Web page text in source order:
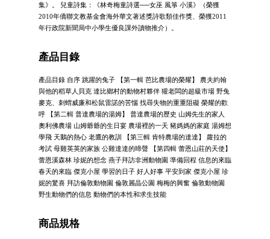
集》。 兒童詩集：《林奇梅童詩選──女巫 風箏 小溪》（榮獲
2010年僑聯文教基金會海外華文著述獎詩歌類佳作獎、榮獲2011
年行政院新聞局中小學生優良課外讀物推介）。
產品目錄
產品目錄 自序 跳躍的兔子 【第一輯 芭比農場的榮耀】 農夫約翰
與他的稻草人貝克 達比鄉村的動物村夥伴 獾老闆的超級市場 野兔
麥克、刺蝟威廉和松鼠雷諾的苦惱 找尋失物的重重阻礙 榮耀的歡
呼 【第二輯 普達農場的湯姆】 普達農場的歷史 山姆先生的家人
奧利佛農場 山姆爺爺的生日宴 農場裡的一天 豬媽媽的家庭 湯姆想
學飛 天鵝的熱心 老鷹的教訓 【第三輯 肯特農場的達達】 蘿拉的
考試 母雞英英的家族 公雞達達的啼聲 【第四輯 蕾恩山莊的天使】
蕾恩溪森林 珍妮的想念 燕子拜訪非洲動物園 準備回程 信息的來臨
春天的來臨 傑克小屋 學習的日子 好人好事 平安到家 傑克小屋 珍
妮的驚喜 拜訪倫敦動物園 倫敦麗晶公園 梅梅的興奮 倫敦動物園
野生動物們的信息 動物們的本性和求生技能
商品規格